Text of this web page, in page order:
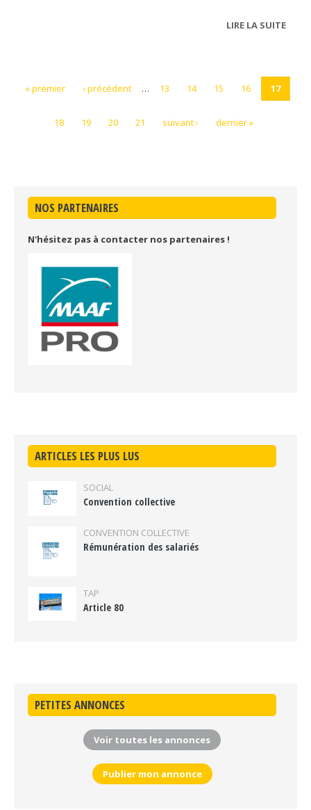
LIRE LA SUITEDE
« premier ‹ précédent … 13 14 15 16 17
18 19 20 21 suivant › dernier »
NOS PARTENAIRES
N'hésitez pas à contacter nos partenaires !
ARTICLES LES PLUS LUS
SOCIAL
Convention collective
CONVENTION COLLECTIVE
Rémunération des salariés
TAP
Article 80
PETITES ANNONCES
Voir toutes les annonces
Publier mon annonce